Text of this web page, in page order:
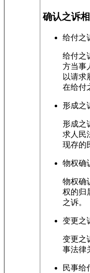
确认之诉
给付之
给付之
方当事
以请求
在给付
形成之
形成之
求人民
现存的
物权确
物权确
权的归
之诉。
变更之
变更之
事法律
民事给